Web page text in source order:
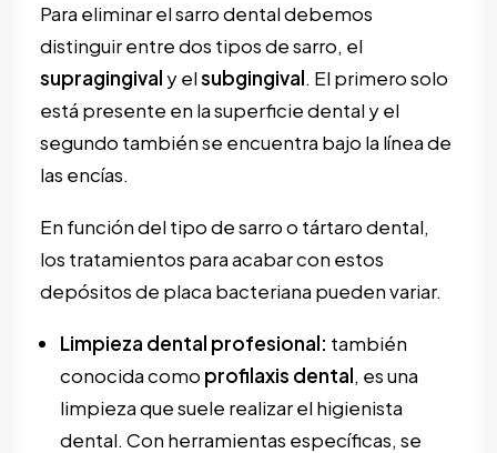
Para eliminar el sarro dental debemos
distinguir entre dos tipos de sarro, el
supragingival y elsubgingival. El primero solo
está presente en la superficie dental y el
segundo también se encuentra bajo la línea de
las encías.
En función del tipo de sarro o tártaro dental,
los tratamientos para acabar con estos
depósitos de placa bacteriana pueden variar.
Limpieza dental profesional: también
conocida como profilaxis dental, es una
limpieza que suele realizar el higienista
dental. Con herramientas específicas, se